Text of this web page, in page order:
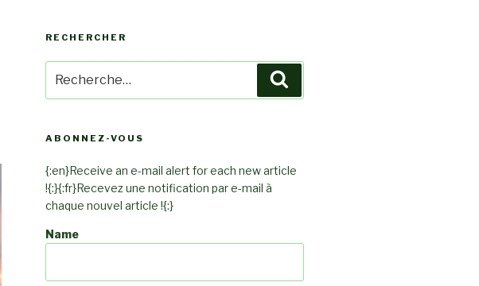
RECHERCHER
pour
:
ABONNEZ-VOUS
{:en}Receive an e-mail alert for each new article
!{:}{:fr}Recevez une notification par e-mail à
chaque nouvel article !{:}
Name